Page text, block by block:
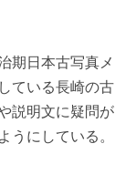
期日本古写真メ
ている長崎の古
説明文に疑問が
にしている。